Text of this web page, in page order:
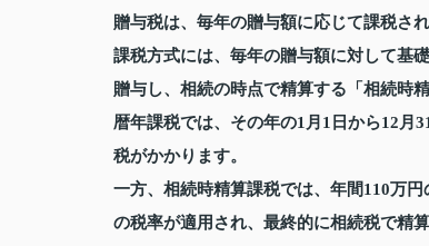
贈与税は、毎年の贈与額に応じて課税さ
課税方式には、毎年の贈与額に対して基
贈与し、相続の時点で精算する「相続時
暦年課税では、その年の1月1日から12月
税がかかります。
一方、相続時精算課税では、年間110万
の税率が適用され、最終的に相続税で精算